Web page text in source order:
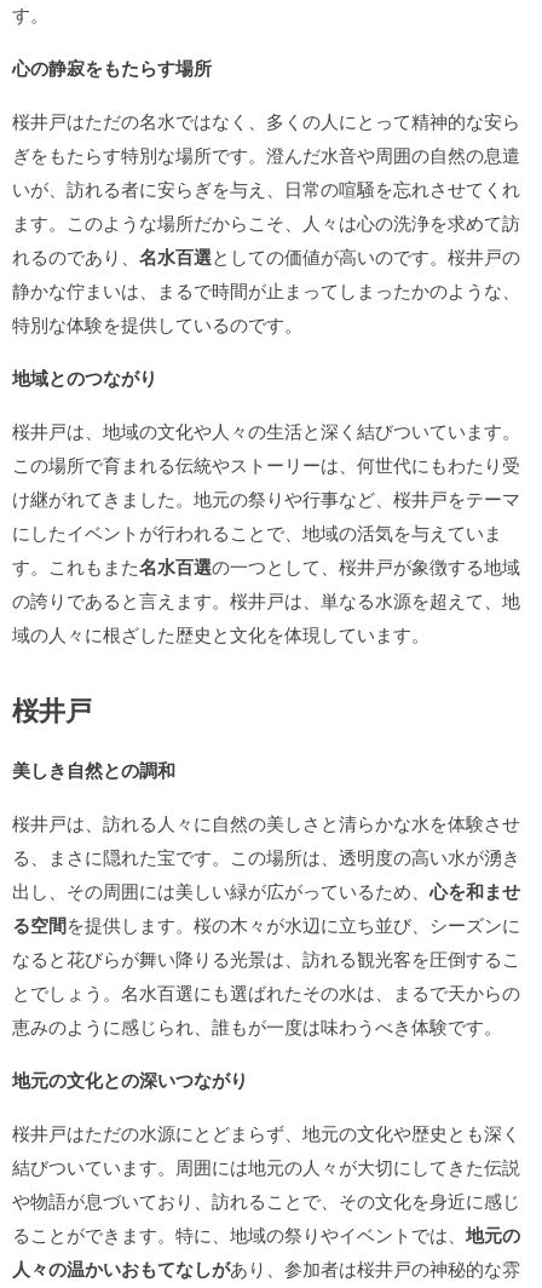
す。
心の静寂をもたらす場所
桜井戸はただの名水ではなく、多くの人にとって精神的な安ら
ぎをもたらす特別な場所です。澄んだ水音や周囲の自然の息遣
いが、訪れる者に安らぎを与え、日常の喧騒を忘れさせてくれ
ます。このような場所だからこそ、人々は心の洗浄を求めて訪
れるのであり、 名水百選としての価値が高いのです。桜井戸の
静かな佇まいは、まるで時間が止まってしまったかのような、
特別な体験を提供しているのです。
地域とのつながり
桜井戸は、地域の文化や人々の生活と深く結びついています。
この場所で育まれる伝統やストーリーは、何世代にもわたり受
け継がれてきました。地元の祭りや行事など、桜井戸をテーマ
にしたイベントが行われることで、地域の活気を与えていま
す。これもまた名水百選の一つとして、桜井戸が象徴する地域
の誇りであると言えます。桜井戸は、単なる水源を超えて、地
域の人々に根ざした歴史と文化を体現しています。
桜井戸
美しき自然との調和
桜井戸は、訪れる人々に自然の美しさと清らかな水を体験させ
る、まさに隠れた宝です。この場所は、透明度の高い水が湧き
出し、その周囲には美しい緑が広がっているため、心を和ませ
る空間を提供します。桜の木々が水辺に立ち並び、シーズンに
なると花びらが舞い降りる光景は、訪れる観光客を圧倒するこ
とでしょう。名水百選にも選ばれたその水は、まるで天からの
恵みのように感じられ、誰もが一度は味わうべき体験です。
地元の文化との深いつながり
桜井戸はただの水源にとどまらず、地元の文化や歴史とも深く
結びついています。周囲には地元の人々が大切にしてきた伝説
や物語が息づいており、訪れることで、その文化を身近に感じ
ることができます。特に、地域の祭りやイベントでは、 地元の
人々の温かいおもてなしがあり、参加者は桜井戸の神秘的な雰